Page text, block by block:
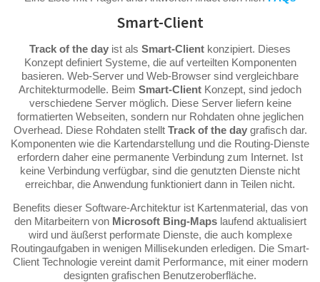
Smart-Client
Track of the day ist als Smart-Client konzipiert. Dieses
Konzept definiert Systeme, die auf verteilten Komponenten
basieren. Web-Server und Web-Browser sind vergleichbare
Architekturmodelle. Beim Smart-Client Konzept, sind jedoch
verschiedene Server möglich. Diese Server liefern keine
formatierten Webseiten, sondern nur Rohdaten ohne jeglichen
Overhead. Diese Rohdaten stellt Track of the daygrafisch dar.
Komponenten wie die Kartendarstellung und die Routing-Dienste
erfordern daher eine permanente Verbindung zum Internet. Ist
keine Verbindung verfügbar, sind die genutzten Dienste nicht
erreichbar, die Anwendung funktioniert dann in Teilen nicht.
Benefits dieser Software-Architektur ist Kartenmaterial, das von
den Mitarbeitern von Microsoft Bing-Mapslaufend aktualisiert
wird und äußerst performate Dienste, die auch komplexe
Routingaufgaben in wenigen Millisekunden erledigen. Die Smart-
Client Technologie vereint damit Performance, mit einer modern
designten grafischen Benutzeroberfläche.